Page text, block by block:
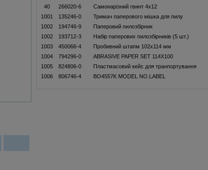
40
266020-6 Самонарізний гвинт 4x12
1001
135246-0 Тримач паперового мішка для пилу
1002
194746-9 Паперовий пилозбiрник
1002
193712-3 Набiр паперових пилозбiрникiв (5 шт.)
1003
450066-4 Пробивний штапм 102х114 мм
1004
794296-0 ABRASIVE PAPER SET 114X100
1005
824806-0 Пластмасовий кейс для транпортування
1006
806746-4 BO4557K MODEL NO.LABEL